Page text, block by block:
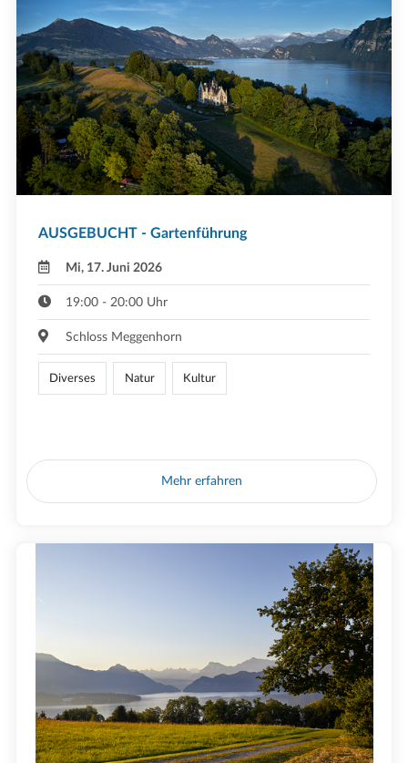
AUSGEBUCHT - Gartenführung
Mi, 17. Juni 2026
19:00 - 20:00 Uhr
Schloss Meggenhorn
Diverses Natur Kultur
Mehr erfahren